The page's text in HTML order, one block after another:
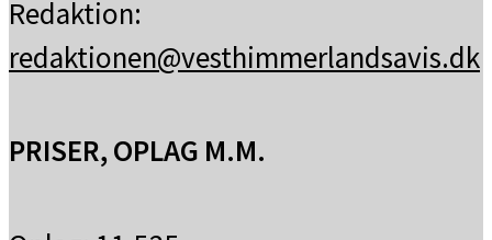
Redaktion:
redaktionen@vesthimmerlandsavis.dk
PRISER, OPLAG M.M.